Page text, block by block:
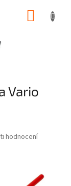
Vario
hodnocení